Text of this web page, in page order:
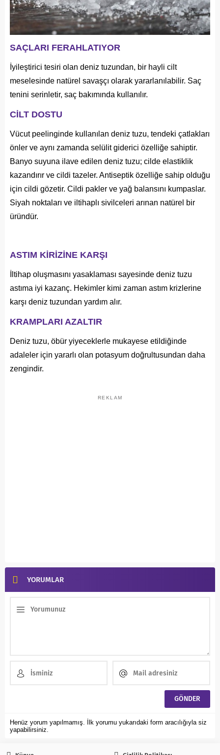
SAÇLARI FERAHLATIYOR
İyileştirici tesiri olan deniz tuzundan, bir hayli cilt
meselesinde natürel savaşçı olarak yararlanılabilir. Saç
tenini serinletir, saç bakımında kullanılır.
CİLT DOSTU
Vücut peelinginde kullanılan deniz tuzu, tendeki çatlakları
önler ve aynı zamanda selülit giderici özelliğe sahiptir.
Banyo suyuna ilave edilen deniz tuzu; cilde elastiklik
kazandırır ve cildi tazeler. Antiseptik özelliğe sahip olduğu
için cildi gözetir. Cildi pakler ve yağ balansını kumpaslar.
Siyah noktaları ve iltihaplı sivilceleri arınan natürel bir
üründür.
ASTIM KİRİZİNE KARŞI
İltihap oluşmasını yasaklaması sayesinde deniz tuzu
astıma iyi kazanç. Hekimler kimi zaman astım krizlerine
karşı deniz tuzundan yardım alır.
KRAMPLARI AZALTIR
Deniz tuzu, öbür yiyeceklerle mukayese etildiğinde
adaleler için yararlı olan potasyum doğrultusundan daha
zengindir.
REKLAM
YORUMLAR
Henüz yorum yapılmamış. İlk yorumu yukarıdaki form aracılığıyla siz
yapabilirsiniz.